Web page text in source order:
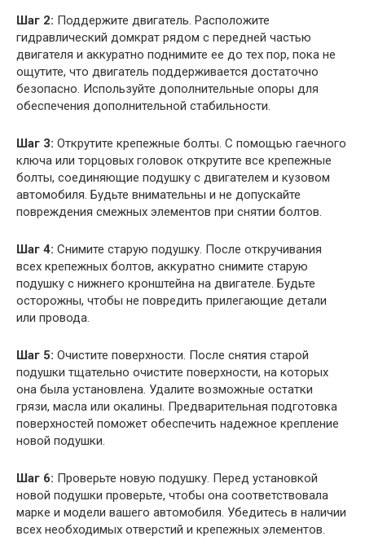
Шаг 2: Поддержите двигатель. Расположите
гидравлический домкрат рядом с передней частью
двигателя и аккуратно поднимите ее до тех пор, пока не
ощутите, что двигатель поддерживается достаточно
безопасно. Используйте дополнительные опоры для
обеспечения дополнительной стабильности.
Шаг 3: Открутите крепежные болты. С помощью гаечного
ключа или торцовых головок открутите все крепежные
болты, соединяющие подушку с двигателем и кузовом
автомобиля. Будьте внимательны и не допускайте
повреждения смежных элементов при снятии болтов.
Шаг 4: Снимите старую подушку. После откручивания
всех крепежных болтов, аккуратно снимите старую
подушку с нижнего кронштейна на двигателе. Будьте
осторожны, чтобы не повредить прилегающие детали
или провода.
Шаг 5: Очистите поверхности. После снятия старой
подушки тщательно очистите поверхности, на которых
она была установлена. Удалите возможные остатки
грязи, масла или окалины. Предварительная подготовка
поверхностей поможет обеспечить надежное крепление
новой подушки.
Шаг 6: Проверьте новую подушку. Перед установкой
новой подушки проверьте, чтобы она соответствовала
марке и модели вашего автомобиля. Убедитесь в наличии
всех необходимых отверстий и крепежных элементов.